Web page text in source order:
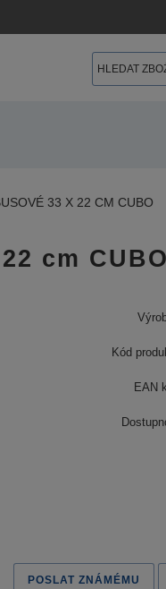
33 X 22 CM CUBO
cm CUBO
Kód
EAN
POSLAT ZNÁMÉMU